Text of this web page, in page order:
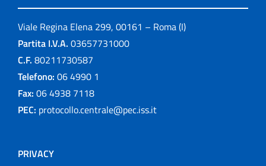
Viale Regina Elena 299, 00161 – Roma (I)
Partita I.V.A. 03657731000
C.F. 80211730587
Telefono: 06 4990 1
Fax: 06 4938 7118
PEC: protocollo.centrale@pec.iss.it
PRIVACY